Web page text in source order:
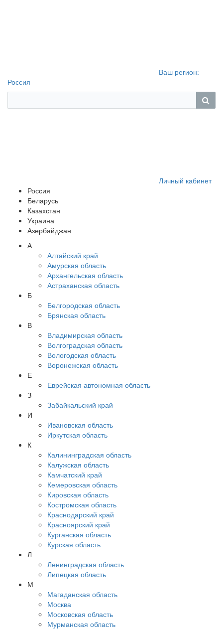
Ваш регион:
Россия
Личный кабинет
Россия
Беларусь
Казахстан
Украина
Азербайджан
А
Алтайский край
Амурская область
Архангельская область
Астраханская область
Б
Белгородская область
Брянская область
В
Владимирская область
Волгоградская область
Вологодская область
Воронежская область
Е
Еврейская автономная область
З
Забайкальский край
И
Ивановская область
Иркутская область
К
Калининградская область
Калужская область
Камчатский край
Кемеровская область
Кировская область
Костромская область
Краснодарский край
Красноярский край
Курганская область
Курская область
Л
Ленинградская область
Липецкая область
М
Магаданская область
Москва
Московская область
Мурманская область